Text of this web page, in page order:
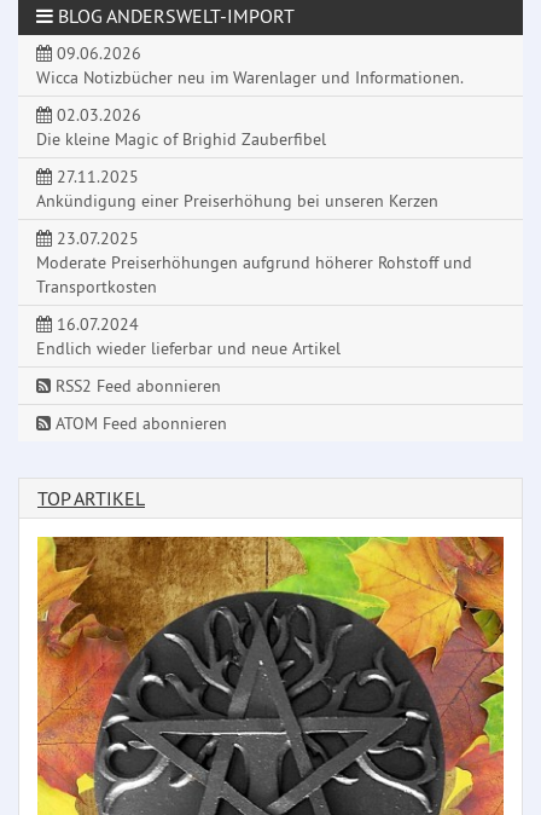
BLOG ANDERSWELT-IMPORT
09.06.2026
Wicca Notizbücher neu im Warenlager und Informationen.
02.03.2026
Die kleine Magic of Brighid Zauberfibel
27.11.2025
Ankündigung einer Preiserhöhung bei unseren Kerzen
23.07.2025
Moderate Preiserhöhungen aufgrund höherer Rohstoff und
Transportkosten
16.07.2024
Endlich wieder lieferbar und neue Artikel
RSS2 Feed abonnieren
ATOM Feed abonnieren
TOP ARTIKEL